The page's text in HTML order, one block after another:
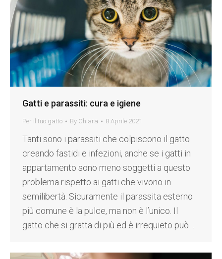
Gatti e parassiti: cura e igiene
Per il tuo gatto By Chiara 8 Aprile 2021
Tanti sono i parassiti che colpiscono il gatto
creando fastidi e infezioni, anche se i gatti in
appartamento sono meno soggetti a questo
problema rispetto ai gatti che vivono in
semilibertà. Sicuramente il parassita esterno
più comune è la pulce, ma non è l’unico. Il
gatto che si gratta di più ed è irrequieto può…